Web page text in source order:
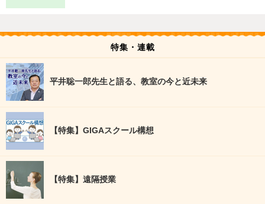
特集・連載
平井聡一郎先生と語る、教室の今と近未来
【特集】GIGAスクール構想
【特集】遠隔授業